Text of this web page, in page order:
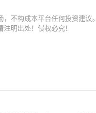
，不构成本平台任何投资建
明出处！侵权必究！